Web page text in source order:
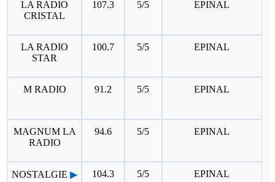
LA RADIO
CRISTAL
107.3 5/5 EPINAL
LA RADIO
STAR
100.7 5/5 EPINAL
M RADIO 91.2 5/5 EPINAL
MAGNUM LA
RADIO
94.6 5/5 EPINAL
NOSTALGIE ▶ 104.3 5/5 EPINAL